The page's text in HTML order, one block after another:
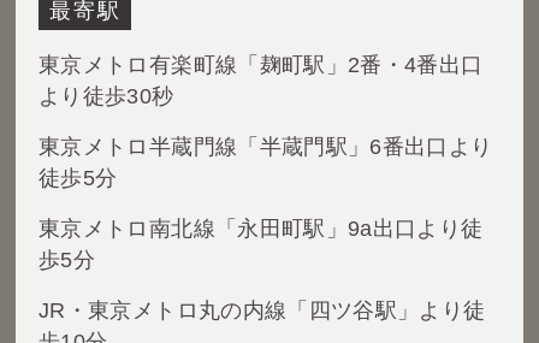
最寄駅
東京メトロ有楽町線「麹町駅」2番・4番出口
より徒歩30秒
東京メトロ半蔵門線「半蔵門駅」6番出口より
徒歩5分
東京メトロ南北線「永田町駅」9a出口より徒
歩5分
JR・東京メトロ丸の内線「四ツ谷駅」より徒